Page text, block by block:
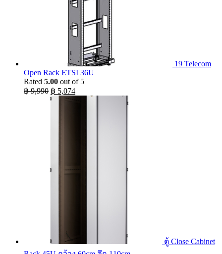
19 Telecom
Open Rack ETSI 36U
Rated 5.00 out of 5
฿9,990 Original
price
฿ 5,074Current
ตู้ Close Cabinet